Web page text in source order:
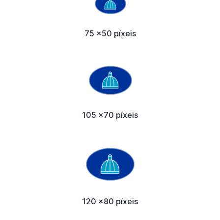
75 x50 píxeis
105 x70 píxeis
120 x80 píxeis